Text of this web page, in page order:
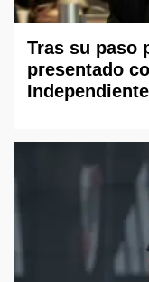
Tras su paso
presentado